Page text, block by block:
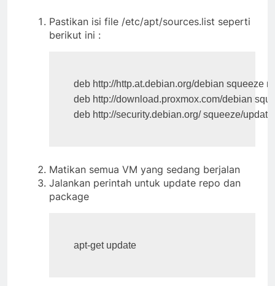
Pastikan isi file /etc/apt/sources.list seperti
berikut ini :
deb http://http.at.debian.org/debian squeeze
deb http://download.proxmox.com/debian
deb http://security.debian.org/ squeeze/
Matikan semua VM yang sedang berjalan
Jalankan perintah untuk update repo dan
package
apt-get update